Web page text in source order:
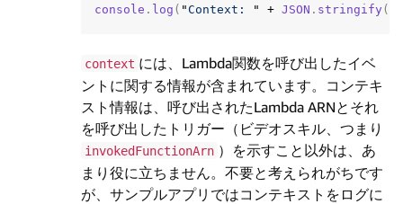
console . log ( "Context: " + JSON . stringify (
context には、Lambda関数を呼び出したイベ
ントに関する情報が含まれています。コンテキ
スト情報は、呼び出されたLambda ARNとそれ
を呼び出したトリガー（ビデオスキル、つまり
invokedFunctionArn ）を示すこと以外は、あ
まり役に立ちません。不要と考えられがちです
が、サンプルアプリではコンテキストをログに